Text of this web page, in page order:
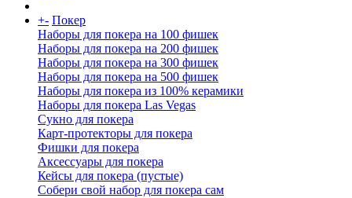
+- Покер
Наборы для покера на 100 фишек
Наборы для покера на 200 фишек
Наборы для покера на 300 фишек
Наборы для покера на 500 фишек
Наборы для покера из 100% керамики
Наборы для покера Las Vegas
Сукно для покера
Карт-протекторы для покера
Фишки для покера
Аксессуары для покера
Кейсы для покера (пустые)
Собери свой набор для покера сам